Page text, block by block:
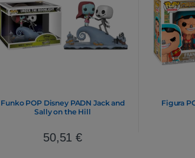
Funko POP Disney PADN Jack and
Sally on the Hill
50,51€
Figura